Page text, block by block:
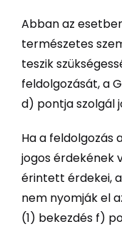
Abban az
természetes
teszik
feldolgozását, a
d) pontja szolgál
Ha a feldolgozás
jogos érdekének
érintett érdekei,
nem nyomják el
(1) bekezdés f)